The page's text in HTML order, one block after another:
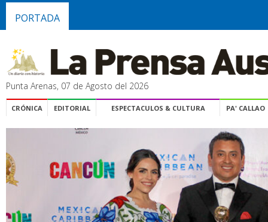
PORTADA
Punta Arenas, 07 de Agosto del 2026
CRÓNICA EDITORIAL ESPECTACULOS & CULTURA PA' CALLAO